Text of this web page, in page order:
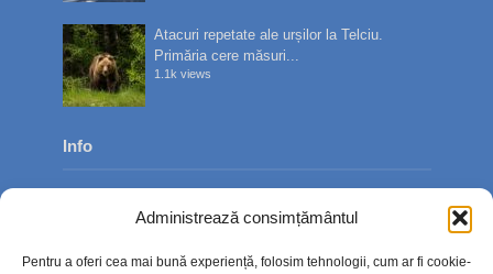
Administrează consimțământul
Pentru a oferi cea mai bună experiență, folosim tehnologii, cum ar fi cookie-
Atacuri repetate ale urșilor la Telciu.
Primăria cere măsuri...
1.1k views
Info